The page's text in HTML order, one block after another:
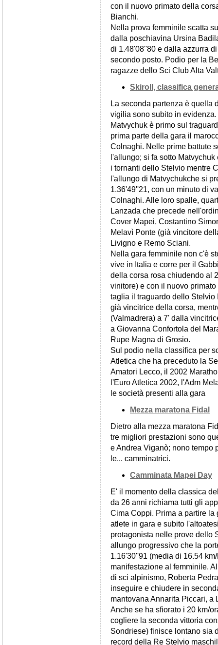
con il nuovo primato della
Bianchi.
Nella prova femminile scatta
dalla poschiavina Ursina
di 1.48'08''80 e dalla azzurra
secondo posto. Podio per la
ragazze dello Sci Club Alta
Skiroll, classifica
La seconda partenza è quella
vigilia sono subito in
Matvychuk è primo sul
prima parte della gara il
Colnaghi. Nelle prime battute
l'allungo; si fa sotto
i tornanti dello Stelvio mentre
l'allungo di Matvychukche si
1.36'49''21, con un minuto di
Colnaghi. Alle loro spalle,
Lanzada che precede
Cover Mapei, Costantino
Melavì Ponte (già vincitore
Livigno e Remo Sciani.
Nella gara femminile non c'è
vive in Italia e corre per il
della corsa rosa chiudendo al
vinitore) e con il nuovo
taglia il traguardo dello
già vincitrice della corsa,
(Valmadrera) a 7' dalla
a Giovanna Confortola del
Rupe Magna di Grosio.
Sul podio nella classifica per
Atletica che ha preceduto la
Amatori Lecco, il 2002
l'Euro Atletica 2002, l'Adm
le società presenti alla gara
Mezza maratona Fidal
Dietro alla mezza maratona
tre migliori prestazioni sono
e Andrea Viganò; nono tempo
le... camminatrici.
Camminata Mapei Day
E' il momento della classica
da 26 anni richiama tutti gli
Cima Coppi. Prima a partire
atlete in gara e subito
protagonista nelle prove dello
allungo progressivo che la
1.16'30''91 (media di 16.54
manifestazione al femminile.
di sci alpinismo, Roberta
inseguire e chiudere in
mantovana Annarita Piccari, a
Anche se ha sfiorato i 20 km/
cogliere la seconda vittoria
Sondriese) finisce lontano sia
record della Re Stelvio